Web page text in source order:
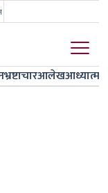
भ्रष्टाचारआलेखआध्यात्म